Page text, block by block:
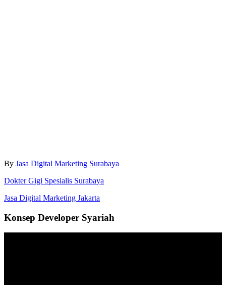
By Jasa Digital Marketing Surabaya
Dokter Gigi Spesialis Surabaya
Jasa Digital Marketing Jakarta
Konsep Developer Syariah